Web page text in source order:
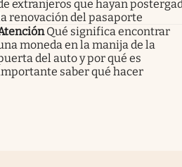
extranjeros que hayan
renovación del pasaporte
Qué significa encontrar
moneda en la manija de la
del auto y por qué es
saber qué hacer